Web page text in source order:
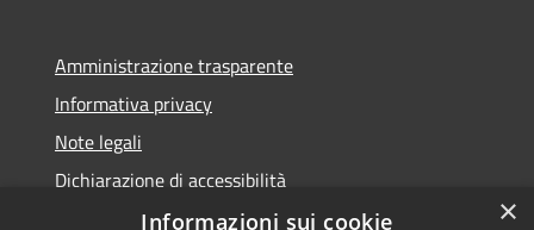
Amministrazione trasparente
Informativa privacy
Note legali
Dichiarazione di accessibilità
×
Informazioni sui cookie